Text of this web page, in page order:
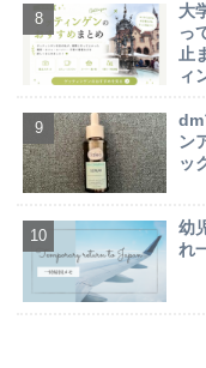
大
っ
止
ィ
dm
ン
ッ
幼
れ